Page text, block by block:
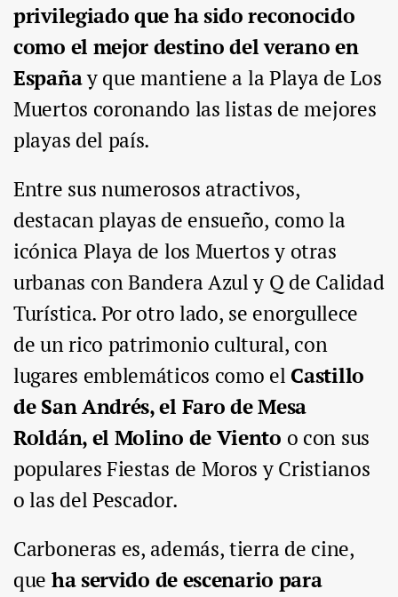
privilegiado que ha sido reconocido
como el mejor destino del verano en
Españay que mantiene a la Playa de Los
Muertos coronando las listas de mejores
playas del país.
Entre sus numerosos atractivos,
destacan playas de ensueño, como la
icónica Playa de los Muertos y otras
urbanas con Bandera Azul y Q de Calidad
Turística. Por otro lado, se enorgullece
de un rico patrimonio cultural, con
lugares emblemáticos como el Castillo
de San Andrés, el Faro de Mesa
Roldán, el Molino de Viento o con sus
populares Fiestas de Moros y Cristianos
o las del Pescador.
Carboneras es, además, tierra de cine,
que ha servido de escenario para